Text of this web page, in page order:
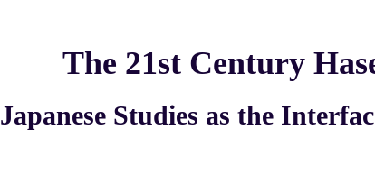
The 21st Century
Japanese Studies as the